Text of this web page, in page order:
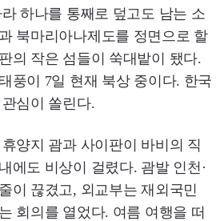
하나를 통째로 덮고도 남는 소
북마리아나제도를 정면으로 할
의 작은 섬들이 쑥대밭이 됐다.
풍이 7일 현재 북상 중이다. 한국
심이 쏠린다.
양지 괌과 사이판이 바비의 직
에도 비상이 걸렸다. 괌발 인천·
이 끊겼고, 외교부는 재외국민
회의를 열었다. 여름 여행을 떠